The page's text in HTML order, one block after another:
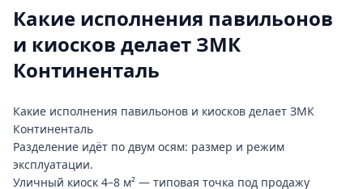
сезонных павильонов и киосков под зонтиками. Кровля
односкатная с уклоном 5–10° или двускатная — второй
вариант берёт большую снеговую нагрузку и реже копит
лёд у выхода. Витрину делают из алюминиевого холодного
или тёплого профиля; по уличной торговле обычно
двухкамерного стеклопакета. На полу — фанера ФСФ 18 мм
по лагам с подложкой, под кассовой зоной добавляют
электрический тёплый пол.
Какие исполнения павильонов
и киосков делает ЗМК
Континенталь
Какие исполнения павильонов и киосков делает ЗМК
Континенталь
Разделение идёт по двум осям: размер и режим
эксплуатации.
Уличный киоск 4–8 м² — типовая точка под продажу